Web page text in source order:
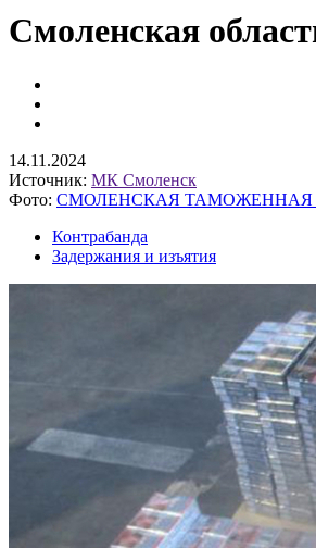
Смоленская
14.11.2024
Источник: МК Смоленск
Фото: СМОЛЕНСКАЯ ТАМОЖЕННАЯ
Контрабанда
Задержания и изъятия